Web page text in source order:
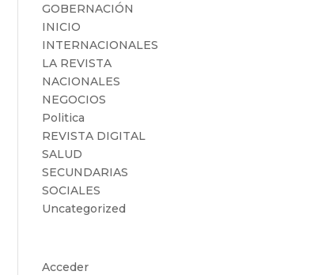
GOBERNACIÓN
INICIO
INTERNACIONALES
LA REVISTA
NACIONALES
NEGOCIOS
Politica
REVISTA DIGITAL
SALUD
SECUNDARIAS
SOCIALES
Uncategorized
Acceder